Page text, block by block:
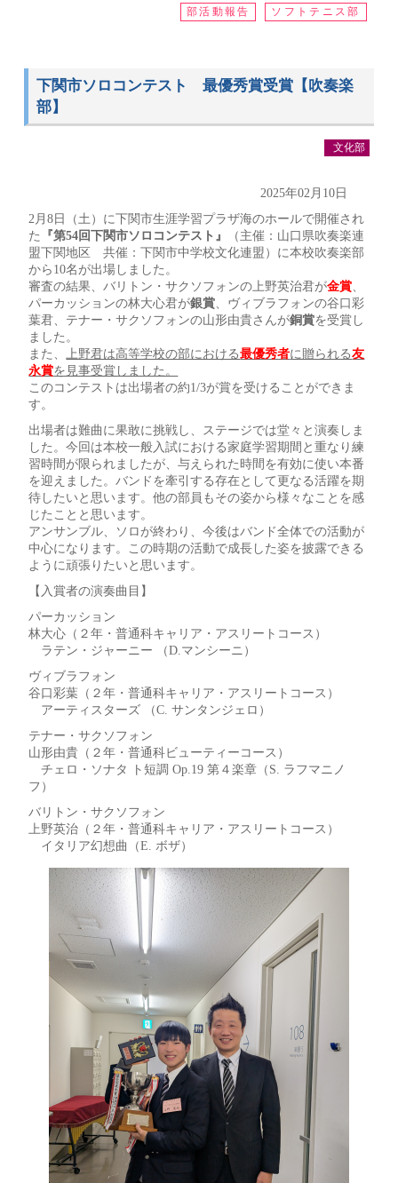
部活動報告 ソフトテニス部
下関市ソロコンテスト 最優秀賞受賞【吹奏楽
部】
文化部
2025年02月10日
2月8日（土）に下関市生涯学習プラザ海のホールで開催され
た
『第54回下関市ソロコンテスト』
（主催：山口県吹奏楽連
盟下関地区 共催：下関市中学校文化連盟）に本校吹奏楽部
から10名が出場しました。
審査の結果、バリトン・サクソフォンの上野英治君が金賞
パーカッションの林大心君が銀賞 、ヴィブラフォンの谷口彩
葉君、テナー・サクソフォンの山形由貴さんが銅賞を受賞し
ました。
また、
上野君は高等学校の部における最優秀者に贈られる友
永賞を見事受賞しました。
このコンテストは出場者の約1/3が賞を受けることができま
す。
出場者は難曲に果敢に挑戦し、ステージでは堂々と演奏しま
した。今回は本校一般入試における家庭学習期間と重なり練
習時間が限られましたが、与えられた時間を有効に使い本番
を迎えました。バンドを牽引する存在として更なる活躍を期
待したいと思います。他の部員もその姿から様々なことを感
じたことと思います。
アンサンブル、ソロが終わり、今後はバンド全体での活動が
中心になります。この時期の活動で成長した姿を披露できる
ように頑張りたいと思います。
【入賞者の演奏曲目】
パーカッション
林大心（２年・普通科キャリア・アスリートコース）
ラテン・ジャーニー （D.マンシーニ）
ヴィブラフォン
谷口彩葉（２年・普通科キャリア・アスリートコース）
アーティスターズ （C. サンタンジェロ）
テナー・サクソフォン
山形由貴（２年・普通科ビューティーコース）
チェロ・ソナタ ト短調 Op.19 第４楽章（S. ラフマニノ
フ）
バリトン・サクソフォン
上野英治（２年・普通科キャリア・アスリートコース）
イタリア幻想曲（E. ボザ）